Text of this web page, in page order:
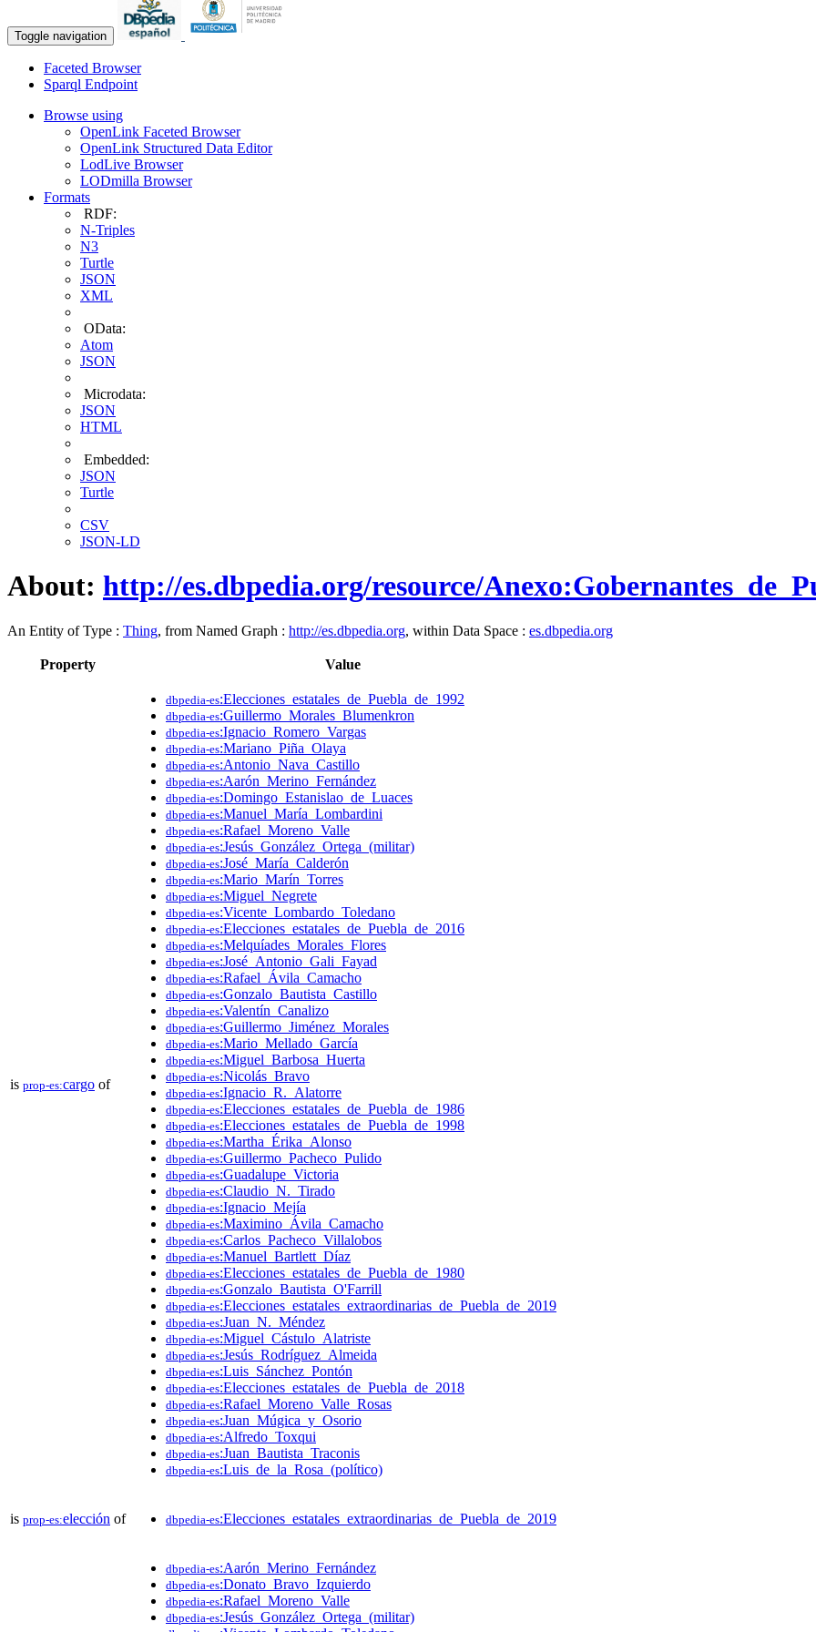
Toggle navigation
Faceted Browser
Sparql Endpoint
Browse using
OpenLink Faceted Browser
OpenLink Structured Data Editor
LodLive Browser
LODmilla Browser
Formats
RDF:
N-Triples
N3
Turtle
JSON
XML
OData:
Atom
JSON
Microdata:
JSON
HTML
Embedded:
JSON
Turtle
CSV
JSON-LD
About: http://es.dbpedia.org/resource/
An Entity of Type : Thing, from Named Graph : http://es.dbpedia.org, within Data Space : es.dbpedia.org
Property Value
is prop-es:cargo of
dbpedia-es:Elecciones_estatales_de_Puebla_de_1992
dbpedia-es:Guillermo_Morales_Blumenkron
dbpedia-es:Ignacio_Romero_Vargas
dbpedia-es:Mariano_Piña_Olaya
dbpedia-es:Antonio_Nava_Castillo
dbpedia-es:Aarón_Merino_Fernández
dbpedia-es:Domingo_Estanislao_de_Luaces
dbpedia-es:Manuel_María_Lombardini
dbpedia-es:Rafael_Moreno_Valle
dbpedia-es:Jesús_González_Ortega_(militar)
dbpedia-es:José_María_Calderón
dbpedia-es:Mario_Marín_Torres
dbpedia-es:Miguel_Negrete
dbpedia-es:Vicente_Lombardo_Toledano
dbpedia-es:Elecciones_estatales_de_Puebla_de_2016
dbpedia-es:Melquíades_Morales_Flores
dbpedia-es:José_Antonio_Gali_Fayad
dbpedia-es:Rafael_Ávila_Camacho
dbpedia-es:Gonzalo_Bautista_Castillo
dbpedia-es:Valentín_Canalizo
dbpedia-es:Guillermo_Jiménez_Morales
dbpedia-es:Mario_Mellado_García
dbpedia-es:Miguel_Barbosa_Huerta
dbpedia-es:Nicolás_Bravo
dbpedia-es:Ignacio_R._Alatorre
dbpedia-es:Elecciones_estatales_de_Puebla_de_1986
dbpedia-es:Elecciones_estatales_de_Puebla_de_1998
dbpedia-es:Martha_Érika_Alonso
dbpedia-es:Guillermo_Pacheco_Pulido
dbpedia-es:Guadalupe_Victoria
dbpedia-es:Claudio_N._Tirado
dbpedia-es:Ignacio_Mejía
dbpedia-es:Maximino_Ávila_Camacho
dbpedia-es:Carlos_Pacheco_Villalobos
dbpedia-es:Manuel_Bartlett_Díaz
dbpedia-es:Elecciones_estatales_de_Puebla_de_1980
dbpedia-es:Gonzalo_Bautista_O'Farrill
dbpedia-es:Elecciones_estatales_extraordinarias_de_Puebla_de_2019
dbpedia-es:Juan_N._Méndez
dbpedia-es:Miguel_Cástulo_Alatriste
dbpedia-es:Jesús_Rodríguez_Almeida
dbpedia-es:Luis_Sánchez_Pontón
dbpedia-es:Elecciones_estatales_de_Puebla_de_2018
dbpedia-es:Rafael_Moreno_Valle_Rosas
dbpedia-es:Juan_Múgica_y_Osorio
dbpedia-es:Alfredo_Toxqui
dbpedia-es:Juan_Bautista_Traconis
dbpedia-es:Luis_de_la_Rosa_(político)
is prop-es:elección of dbpedia-es:Elecciones_estatales_extraordinarias_de_Puebla_de_2019
dbpedia-es:Aarón_Merino_Fernández
dbpedia-es:Donato_Bravo_Izquierdo
dbpedia-es:Rafael_Moreno_Valle
dbpedia-es:Jesús_González_Ortega_(militar)